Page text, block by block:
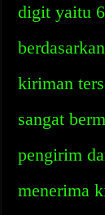
digit yaitu
kiriman
sangat
pengirim
menerima